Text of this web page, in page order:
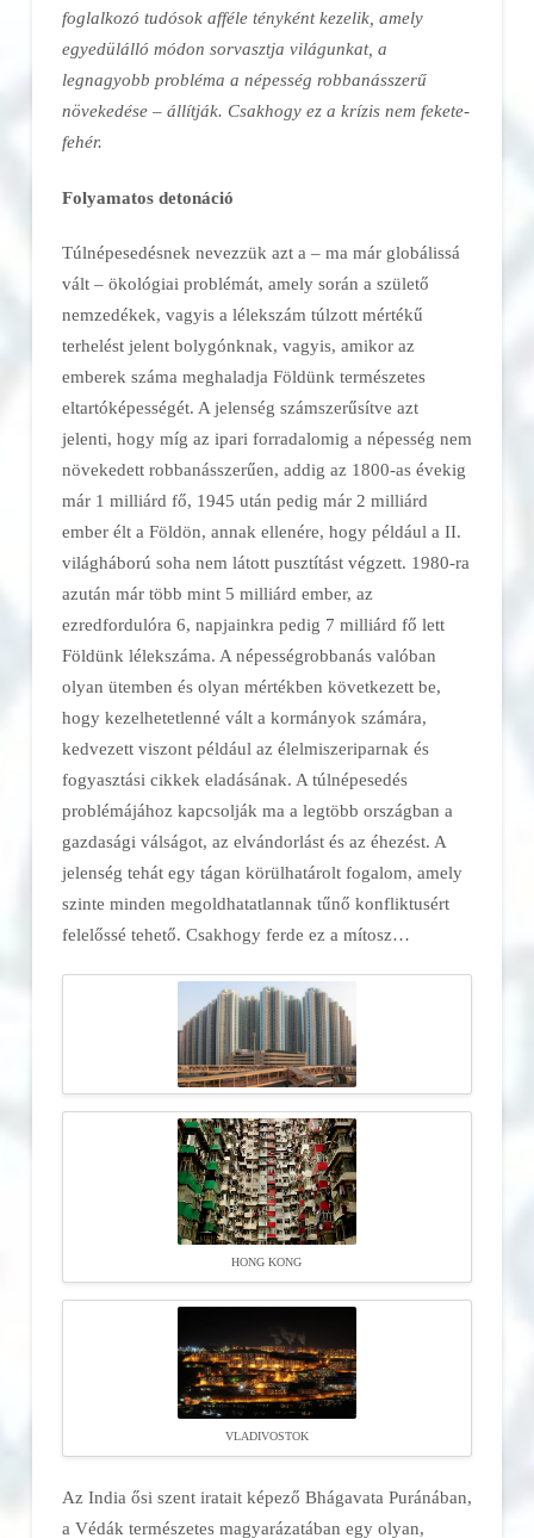
foglalkozó tudósok afféle tényként kezelik, amely
egyedülálló módon sorvasztja világunkat, a
legnagyobb probléma a népesség robbanásszerű
növekedése – állítják. Csakhogy ez a krízis nem fekete-
fehér.
Folyamatos detonáció
Túlnépesedésnek nevezzük azt a – ma már globálissá
vált – ökológiai problémát, amely során a születő
nemzedékek, vagyis a lélekszám túlzott mértékű
terhelést jelent bolygónknak, vagyis, amikor az
emberek száma meghaladja Földünk természetes
eltartóképességét. A jelenség számszerűsítve azt
jelenti, hogy míg az ipari forradalomig a népesség nem
növekedett robbanásszerűen, addig az 1800-as évekig
már 1 milliárd fő, 1945 után pedig már 2 milliárd
ember élt a Földön, annak ellenére, hogy például a II.
világháború soha nem látott pusztítást végzett. 1980-ra
azután már több mint 5 milliárd ember, az
ezredfordulóra 6, napjainkra pedig 7 milliárd fő lett
Földünk lélekszáma. A népességrobbanás valóban
olyan ütemben és olyan mértékben következett be,
hogy kezelhetetlenné vált a kormányok számára,
kedvezett viszont például az élelmiszeriparnak és
fogyasztási cikkek eladásának. A túlnépesedés
problémájához kapcsolják ma a legtöbb országban a
gazdasági válságot, az elvándorlást és az éhezést. A
jelenség tehát egy tágan körülhatárolt fogalom, amely
szinte minden megoldhatatlannak tűnő konfliktusért
felelőssé tehető. Csakhogy ferde ez a mítosz…
HONG KONG
VLADIVOSTOK
Az India ősi szent iratait képező Bhágavata Puránában,
a Védák természetes magyarázatában egy olyan,